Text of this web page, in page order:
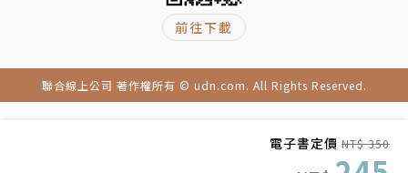
電子書定價 NT$ 350
臺大工商管理學系畢業，日本國立九州大學經濟學碩
士，取得中國生產力中心第10屆中日同步口譯人才培
學、核能、光電、機械設備、電機工程、金融商業、美
22 運動不足？從走樓梯開始
23 運動不只為強身，還能轉換心情
24 劇烈運動反身傷，更容易感冒
＋免疫力UP 避免宿醉的方法
前往下載
聯合線上公司 著作權所有 © udn.com. All Rights Reserved.